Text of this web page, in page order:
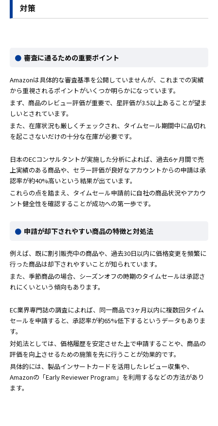
対策
審査に通るための重要ポイント
Amazonは具体的な審査基準を公開していませんが、これまでの実績
から重視されるポイントがいくつか明らかになっています。
まず、商品のレビュー評価が重要で、星評価が3.5以上あることが望ま
しいとされています。
また、在庫状況も厳しくチェックされ、タイムセール期間中に品切れ
を起こさないだけの十分な在庫が必要です。
日本のECコンサルタントが実施した分析によれば、過去6ヶ月間で売
上実績のある商品や、セラー評価が良好なアカウントからの申請は承
認率が約40%高いという結果が出ています。
これらの点を踏まえ、タイムセール申請前に自社の商品状況やアカウ
ント健全性を確認することが成功への第一歩です。
申請が却下されやすい商品の特徴と対処法
例えば、既に割引販売中の商品や、過去30日以内に価格変更を頻繁に
行った商品は却下されやすいことが知られています。
また、季節商品の場合、シーズンオフの時期のタイムセールは承認さ
れにくいという傾向もあります。
EC業界専門誌の調査によれば、同一商品で3ヶ月以内に複数回タイム
セールを申請すると、承認率が約65%低下するというデータもありま
す。
対処法としては、価格履歴を安定させた上で申請することや、商品の
評価を向上させるための施策を先に行うことが効果的です。
具体的には、製品インサートカードを活用したレビュー収集や、
Amazonの「Early Reviewer Program」を利用するなどの方法があり
ます。